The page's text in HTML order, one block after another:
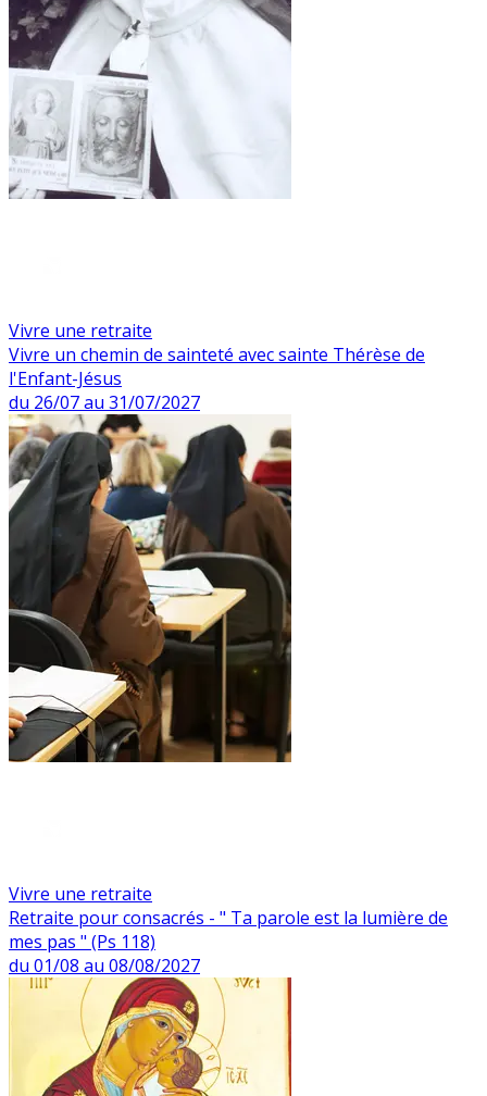
Vivre une retraite
Vivre un chemin de sainteté avec sainte Thérèse de
l'Enfant-Jésus
du 26/07 au 31/07/2027
Vivre une retraite
Retraite pour consacrés - " Ta parole est la lumière de
mes pas " (Ps 118)
du 01/08 au 08/08/2027